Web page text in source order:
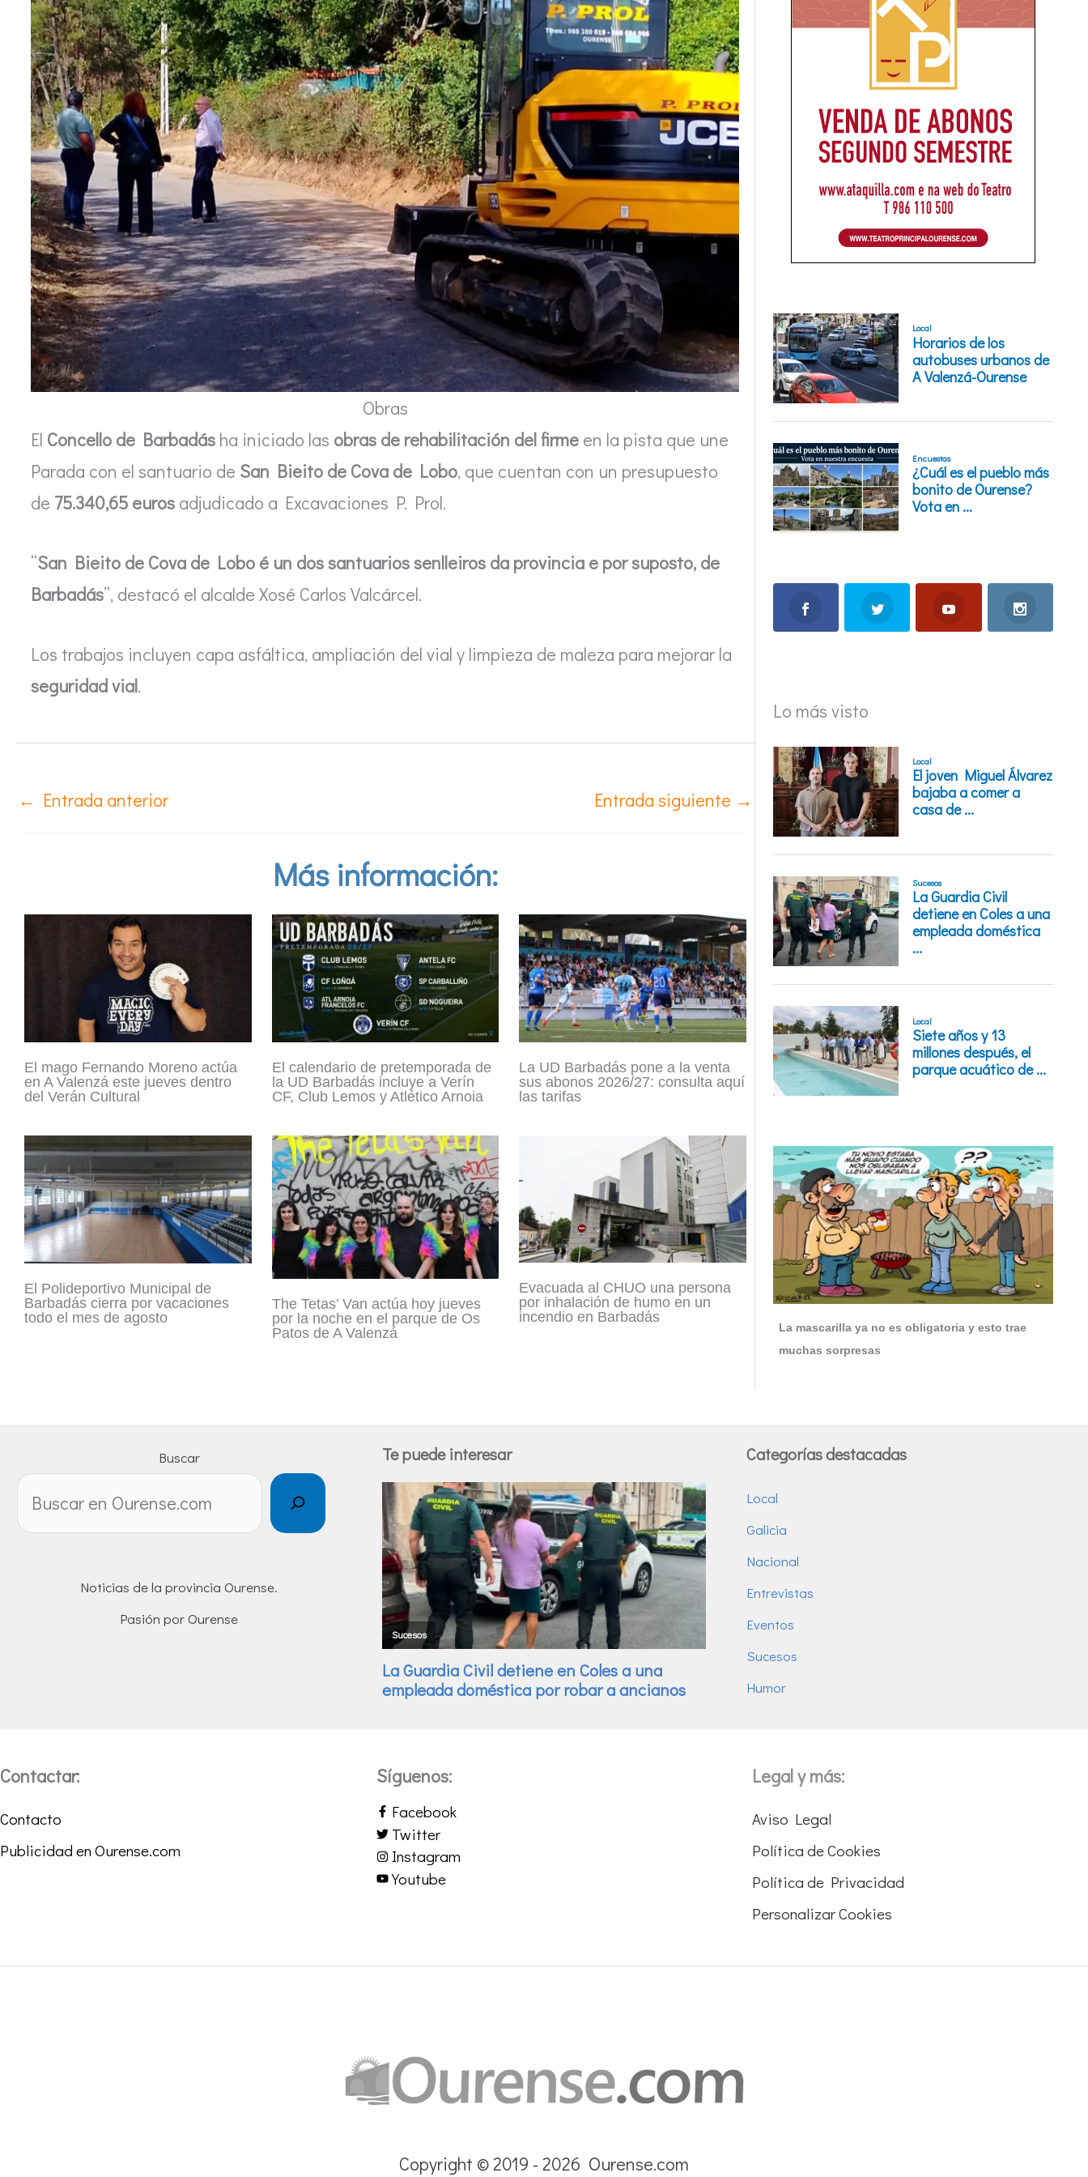
Obras
El Concello de Barbadás ha iniciado las obras de rehabilitación del firme en la pista que une
Parada con el santuario de San Bieito de Cova de Lobo, que cuentan con un presupuesto
de 75.340,65 euros adjudicado a Excavaciones P. Prol.
“San Bieito de Cova de Lobo é un dos santuarios senlleiros da provincia e por suposto, de
Barbadás”, destacó el alcalde Xosé Carlos Valcárcel.
Los trabajos incluyen capa asfáltica, ampliación del vial y limpieza de maleza para mejorar la
seguridad vial.
← Entrada anterior Entrada siguiente →
Más información:
El mago Fernando Moreno actúa
en A Valenzá este jueves dentro
del Verán Cultural
El calendario de pretemporada de
la UD Barbadás incluye a Verín
CF, Club Lemos y Atlético Arnoia
La UD Barbadás pone a la venta
sus abonos 2026/27: consulta aquí
las tarifas
El Polideportivo Municipal de
Barbadás cierra por vacaciones
todo el mes de agosto
The Tetas’ Van actúa hoy jueves
por la noche en el parque de Os
Patos de A Valenzá
Evacuada al CHUO una persona
por inhalación de humo en un
incendio en Barbadás
Lo más visto
La mascarilla ya no es obligatoria y esto trae
muchas sorpresas
Buscar
Noticias de la provincia Ourense.
Pasión por Ourense
Te puede interesar Categorías destacadas
Local
Galicia
Nacional
Entrevistas
Eventos
Sucesos
Humor
Contactar:
Contacto
Publicidad en Ourense.com
Síguenos:
Facebook
Twitter
Instagram
Youtube
Legal y más:
Aviso Legal
Política de Cookies
Política de Privacidad
Personalizar Cookies
Copyright © 2019 - 2026 Ourense.com